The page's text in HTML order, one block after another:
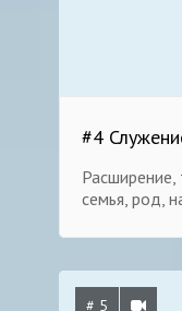
#4
Расширение,
семья, род,
# 5